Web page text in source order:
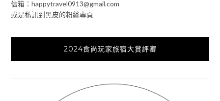
信箱：happytravel0913@gmail.com
或是私訊到黑皮的粉絲專頁
2024食尚玩家旅宿大賞評審